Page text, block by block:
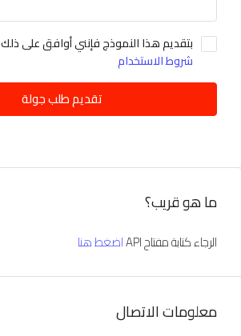
بتقديم هذا النموذج فإنني أوافق على ذلك
شروط الاستخدام
تقديم طلب جولة
ما هو قريب؟
الرجاء كتابة مفتاح API اضغط هنا
معلومات الاتصال